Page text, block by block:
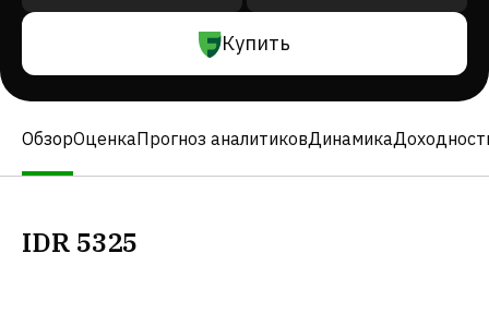
Купить
ОбзорОценкаПрогноз аналитиковДинамика
IDR 5325